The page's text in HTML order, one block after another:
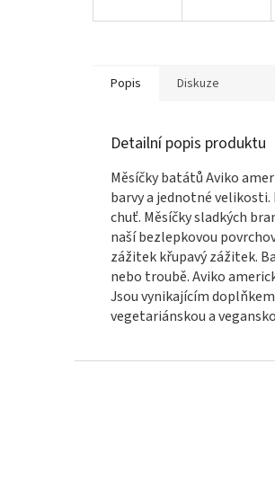
Popis Diskuze
Detailní popis produktu
Měsíčky batátů Aviko
barvy a jednotné
chuť. Měsíčky sladkých
naší bezlepkovou
zážitek křupavý zážitek.
nebo troubě. Aviko
Jsou vynikajícím
vegetariánskou a